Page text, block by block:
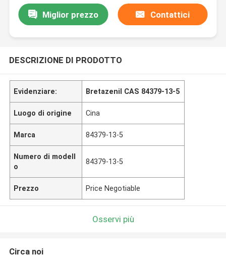
Miglior prezzo Contattici
DESCRIZIONE DI PRODOTTO
Evidenziare: Bretazenil CAS 84379-13-5
Luogo di origine Cina
Marca 84379-13-5
Numero di modell
o
84379-13-5
Prezzo Price Negotiable
Osservi più
Circa noi